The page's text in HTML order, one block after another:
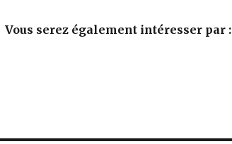
Vous serez également intéresser par :